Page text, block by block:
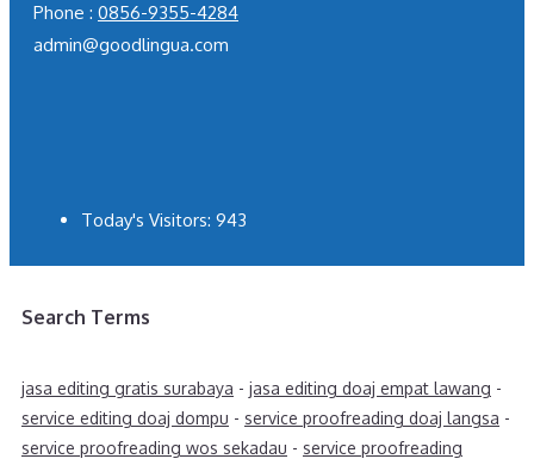
Phone : 0856-9355-4284
admin@goodlingua.com
Today's Visitors: 943
Search Terms
jasa editing gratis surabaya - jasa editing doaj empat lawang -
service editing doaj dompu - service proofreading doaj langsa -
service proofreading wos sekadau - service proofreading